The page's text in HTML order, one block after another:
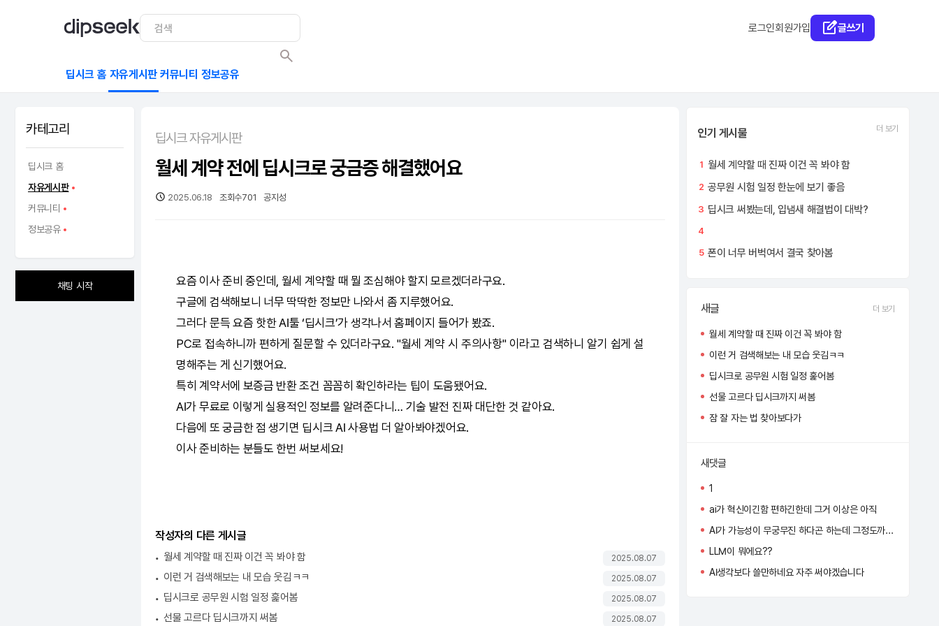
로그인회원가입 글쓰기
딥시크 홈 자유게시판 커뮤니티 정보공유
카테고리
딥시크 홈
자유게시판
커뮤니티
정보공유
채팅 시작
딥시크 자유게시판
월세 계약 전에 딥시크로 궁금증 해결했어요
2025.06.18 조회수701 공지성
요즘 이사 준비 중인데, 월세 계약할 때 뭘 조심해야 할지 모르겠더라구요.
구글에 검색해보니 너무 딱딱한 정보만 나와서 좀 지루했어요.
그러다 문득 요즘 핫한AI툴 ‘딥시크’가 생각나서 홈페이지 들어가 봤죠.
PC로 접속하니까 편하게 질문할 수 있더라구요. "월세 계약 시 주의사항" 이라고 검색하니 알기 쉽게 설
명해주는 게 신기했어요.
특히 계약서에 보증금 반환 조건 꼼꼼히 확인하라는 팁이 도움됐어요.
AI가 무료로 이렇게 실용적인 정보를 알려준다니… 기술 발전 진짜 대단한 것 같아요.
다음에 또 궁금한 점 생기면 딥시크 AI 사용법 더 알아봐야겠어요.
이사 준비하는 분들도 한번 써보세요!
작성자의 다른 게시글
월세 계약할 때 진짜 이건 꼭 봐야 함 2025.08.07
이런 거 검색해보는 내 모습 웃김ㅋㅋ 2025.08.07
딥시크로 공무원 시험 일정 훑어봄 2025.08.07
선물 고르다 딥시크까지 써봄 2025.08.07
인기 게시물 더 보기
1 월세 계약할 때 진짜 이건 꼭 봐야 함
2 공무원 시험 일정 한눈에 보기 좋음
3 딥시크 써봤는데, 입냄새 해결법이 대박?
4
5 폰이 너무 버벅여서 결국 찾아봄
새글 더 보기
월세 계약할 때 진짜 이건 꼭 봐야 함
이런 거 검색해보는 내 모습 웃김ㅋㅋ
딥시크로 공무원 시험 일정 훑어봄
선물 고르다 딥시크까지 써봄
잠 잘 자는 법 찾아보다가
새댓글
1
ai가 혁신이긴함 편하긴한데 그거 이상은 아직
AI가 가능성이 무궁무진 하다곤 하는데 그정도까진 아직 아닌듯
LLM이 뭐에요??
AI생각보다 쓸만하네요 자주 써야겠습니다